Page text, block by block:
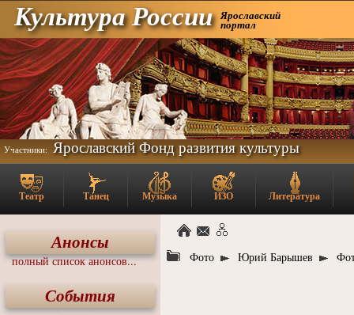
Культура России Ярославский
портал
Участники: Ярославский Фонд развития культуры
Театр Танец Музыка ИЗО Литература
Анонсы
полный список анонсов...
События
Фото Юрий Барышев